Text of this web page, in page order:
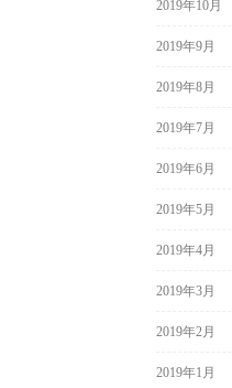
2019年10月
2019年9月
2019年8月
2019年7月
2019年6月
2019年5月
2019年4月
2019年3月
2019年2月
2019年1月